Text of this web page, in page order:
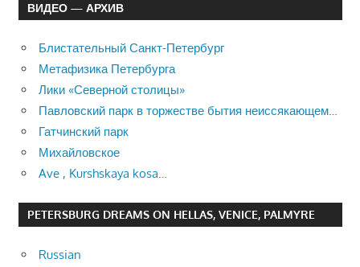
ВИДЕО — АРХИВ
Блистательный Санкт-Петербург
Метафизика Петербурга
Лики «Северной столицы»
Павловский парк в торжестве бытия неиссякающем…
Гатчинский парк
Михайловское
Ave , Kurshskaya kosa…
PETERSBURG DREAMS ON HELLAS, VENICE, PALMYRE
Russian